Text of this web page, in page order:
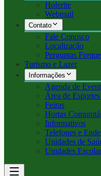
Holerite
Webmail
Contato
Fale Conosco
Localização
Perguntas
Turismo e Lazer
Informações
Agenda de
Área de
Feiras
Hortas
Informativos
Telefones e
Unidades de
Unidades